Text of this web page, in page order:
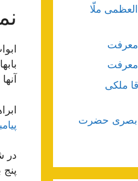
در
ملّا
معرفت
معرفت
ملکی
بصری حضرت